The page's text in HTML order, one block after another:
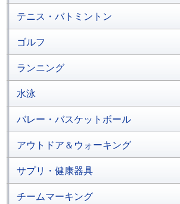
テニス・バトミントン
ゴルフ
ランニング
水泳
バレー・バスケットボール
アウトドア＆ウォーキング
サプリ・健康器具
チームマーキング